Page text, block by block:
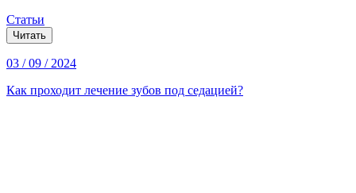
Статьи
Читать
03 / 09 / 2024
Как проходит лечение зубов под седацией?